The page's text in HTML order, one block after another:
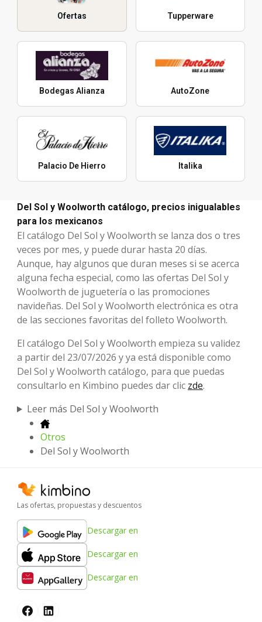
Ofertas Tupperware
Bodegas Alianza AutoZone
Palacio De Hierro Italika
Del Sol y Woolworth catálogo, precios inigualables
para los mexicanos
El catálogo Del Sol y Woolworth se lanza dos o tres
veces por mes, y puede durar hasta 20 días.
Aunque, hay algunos que duran meses si se acerca
alguna fecha especial, como las ofertas Del Sol y
Woolworth de juguetería o las promociones
navideñas. Del Sol y Woolworth electrónica es otra
de las secciones favoritas del folleto Woolworth.
El catálogo Del Sol y Woolworth empieza su validez
a partir del 23/07/2026 y ya está disponible como
Del Sol y Woolworth catálogo, para que puedas
consultarlo en Kimbino puedes dar clic zde.
Leer más Del Sol y Woolworth
Otros
Del Sol y Woolworth
Las ofertas, propuestas y descuentos
Descargar en
Descargar en
Descargar en